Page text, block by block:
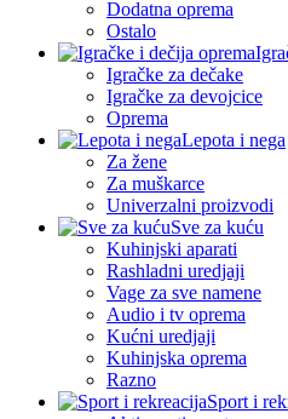
Dodatna oprema
Ostalo
Igračke za dečake
Igračke za devojcice
Oprema
Lepota i nega
Za žene
Za muškarce
Univerzalni proizvodi
Sve za kuću
Kuhinjski aparati
Rashladni uredjaji
Vage za sve namene
Audio i tv oprema
Kućni uredjaji
Kuhinjska oprema
Razno
Sport i